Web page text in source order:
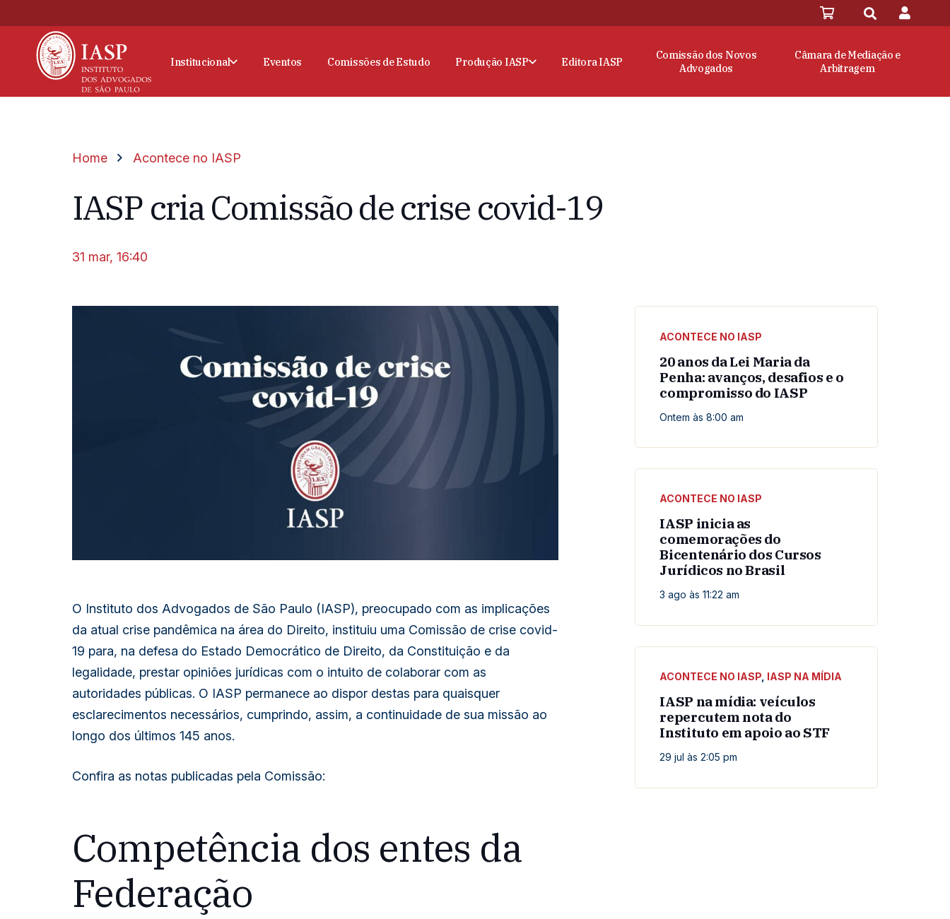
Institucional Eventos Comissões de Estudo Produção IASP Editora IASP
Comissão dos Novos
Advogados
Câmara de Mediação e
Arbitragem
Home Acontece no IASP
IASP cria Comissão de crise covid-19
31 mar, 16:40
O Instituto dos Advogados de São Paulo (IASP), preocupado com as implicações
da atual crise pandêmica na área do Direito, instituiu uma Comissão de crise covid-
19 para, na defesa do Estado Democrático de Direito, da Constituição e da
legalidade, prestar opiniões jurídicas com o intuito de colaborar com as
autoridades públicas. O IASP permanece ao dispor destas para quaisquer
esclarecimentos necessários, cumprindo, assim, a continuidade de sua missão ao
longo dos últimos 145 anos.
Confira as notas publicadas pela Comissão:
Competência dos entes da
Federação
ACONTECE NO IASP
20 anos da Lei Maria da
Penha: avanços, desafios e o
compromisso do IASP
Ontem às 8:00 am
ACONTECE NO IASP
IASP inicia as
comemorações do
Bicentenário dos Cursos
Jurídicos no Brasil
3 ago às 11:22 am
ACONTECE NO IASP IASP NA MÍDIA
IASP na mídia: veículos
repercutem nota do
Instituto em apoio ao STF
29 jul às 2:05 pm